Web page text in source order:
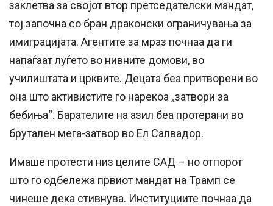
заклетва за својот втор претседателски мандат,
тој започна со бран драконски ограничувања за
имиграцијата. Агентите за мраз почнаа да ги
напаѓаат луѓето во нивните домови, во
училиштата и црквите. Децата беа притворени во
она што активистите го нарекоа „затвори за
бебиња“. Барателите на азил беа протерани во
брутален мега-затвор во Ел Салвадор.
Имаше протести низ целите САД – но отпорот
што го одбележа првиот мандат на Трамп се
чинеше дека стивнува. Институциите почнаа да